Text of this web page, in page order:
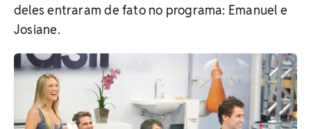
deles entraram de fato no programa: Emanuel e
Josiane.